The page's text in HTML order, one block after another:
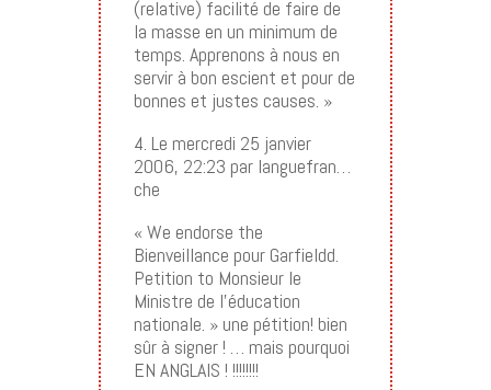
(relative) facilité de faire de
la masse en un minimum de
temps. Apprenons à nous en
servir à bon escient et pour de
bonnes et justes causes. »
4. Le mercredi 25 janvier
2006, 22:23 par languefran…
che
« We endorse the
Bienveillance pour Garfieldd.
Petition to Monsieur le
Ministre de l’éducation
nationale. » une pétition! bien
sûr à signer ! … mais pourquoi
EN ANGLAIS ! !!!!!!!!